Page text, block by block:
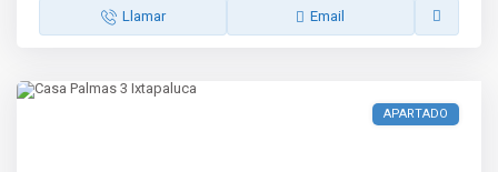
Llamar Email
APARTADO